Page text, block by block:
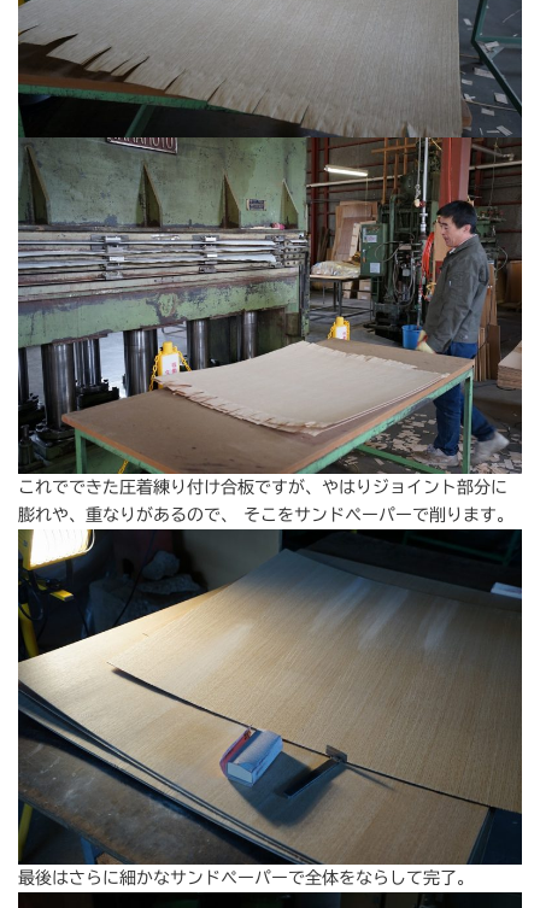
これでできた圧着練り付け合板ですが、やはりジョイント部分に
膨れや、重なりがあるので、 そこをサンドペーパーで削ります。
最後はさらに細かなサンドペーパーで全体をならして完了。